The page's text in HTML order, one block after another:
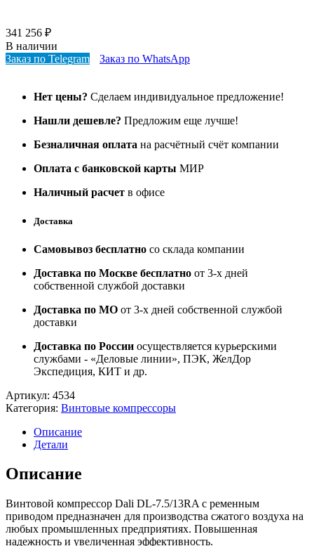
341 256 ₽
В наличии
Заказ по Telegram
Заказ по WhatsApp
Нет цены? Сделаем индивидуальное предложение!
Нашли дешевле? Предложим еще лучше!
Безналичная оплата на расчётный счёт компании
Оплата с банковской карты МИР
Наличный расчет в офисе
Доставка
Самовывоз бесплатно со склада компании
Доставка по Москве бесплатно от 3-х дней
собственной службой доставки
Доставка по МО от 3-х дней собственной службой
доставки
Доставка по России осуществляется курьерскими
службами - «Деловые линии», ПЭК, ЖелДор
Экспедиция, КИТ и др.
Артикул: 4534
Категория: Винтовые компрессоры
Описание
Детали
Описание
Винтовой компрессор Dali DL-7.5/13RA с ременным
приводом предназначен для производства сжатого воздуха на
любых промышленных предприятиях. Повышенная
надежность и увеличенная эффективность.